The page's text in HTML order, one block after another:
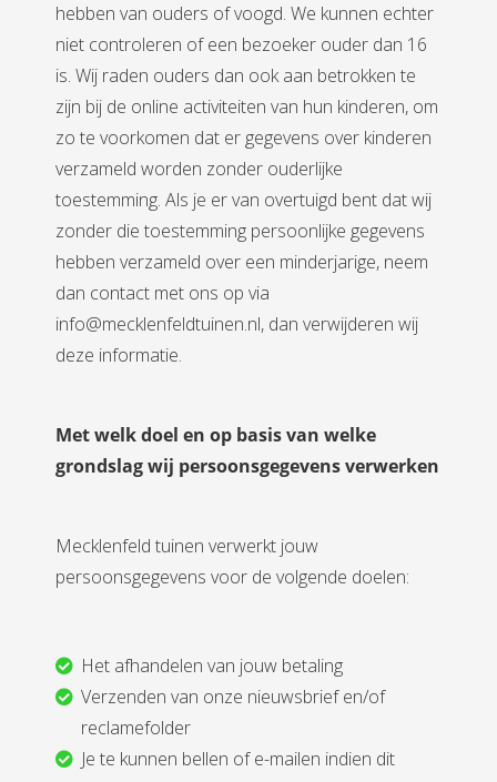
hebben van ouders of voogd. We kunnen echter
niet controleren of een bezoeker ouder dan 16
is. Wij raden ouders dan ook aan betrokken te
zijn bij de online activiteiten van hun kinderen, om
zo te voorkomen dat er gegevens over kinderen
verzameld worden zonder ouderlijke
toestemming. Als je er van overtuigd bent dat wij
zonder die toestemming persoonlijke gegevens
hebben verzameld over een minderjarige, neem
dan contact met ons op via
info@mecklenfeldtuinen.nl, dan verwijderen wij
deze informatie.
Met welk doel en op basis van welke
grondslag wij persoonsgegevens verwerken
Mecklenfeld tuinen verwerkt jouw
persoonsgegevens voor de volgende doelen:
Het afhandelen van jouw betaling
Verzenden van onze nieuwsbrief en/of
reclamefolder
Je te kunnen bellen of e-mailen indien dit